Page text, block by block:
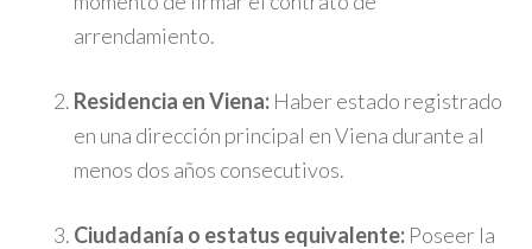
arrendamiento.
Residencia en Viena: Haber estado registrado
en una dirección principal en Viena durante al
menos dos años consecutivos.
Ciudadanía o estatus equivalente: Poseer la